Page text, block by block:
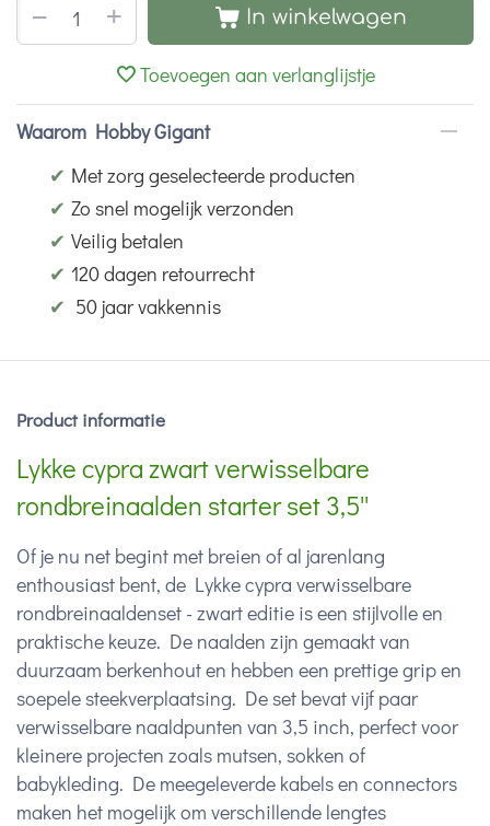
+
− In winkelwagen
Toevoegen aan verlanglijstje
Waarom Hobby Gigant
✔ Met zorg geselecteerde producten
✔ Zo snel mogelijk verzonden
✔ Veilig betalen
✔ 120 dagen retourrecht
✔ 50 jaar vakkennis
Product informatie
Lykke cypra zwart verwisselbare
rondbreinaalden starter set 3,5''
Of je nu net begint met breien of al jarenlang
enthousiast bent, de Lykke cypra verwisselbare
rondbreinaaldenset - zwart editie is een stijlvolle en
praktische keuze. De naalden zijn gemaakt van
duurzaam berkenhout en hebben een prettige grip en
soepele steekverplaatsing. De set bevat vijf paar
verwisselbare naaldpunten van 3,5 inch, perfect voor
kleinere projecten zoals mutsen, sokken of
babykleding. De meegeleverde kabels en connectors
maken het mogelijk om verschillende lengtes